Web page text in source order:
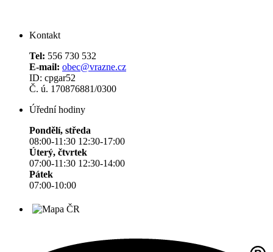
Kontakt
Tel: 556 730 532
E-mail: obec@vrazne.cz
ID: cpgar52
Č. ú. 170876881/0300
Úřední hodiny
Pondělí, středa
08:00-11:30 12:30-17:00
Úterý, čtvrtek
07:00-11:30 12:30-14:00
Pátek
07:00-10:00